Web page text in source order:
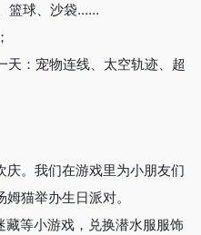
篮球、沙袋……
天：宠物连线、太空轨迹、超
庆。我们在游戏里为小朋友们
猫举办生日派对。
藏等小游戏，兑换潜水服服饰